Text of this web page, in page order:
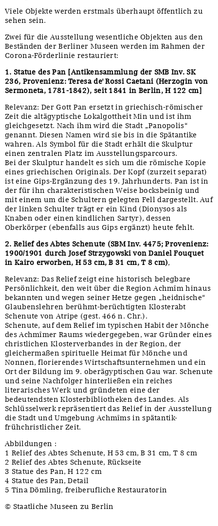
Viele Objekte werden erstmals überhaupt öffentlich zu
sehen sein.
Zwei für die Ausstellung wesentliche Objekten aus den
Beständen der Berliner Museen werden im Rahmen der
Corona-Förderlinie restauriert:
1. Statue des Pan [Antikensammlung der SMB Inv. SK
236, Provenienz: Teresa de' Rossi Caetani (Herzogin von
Sermoneta, 1781-1842), seit 1841 in Berlin, H 122 cm]
Relevanz: Der Gott Pan ersetzt in griechisch-römischer
Zeit die altägyptische Lokalgottheit Min und ist ihm
gleichgesetzt. Nach ihm wird die Stadt „Panopolis“
genannt. Diesen Namen wird sie bis in die Spätantike
wahren. Als Symbol für die Stadt erhält die Skulptur
einen zentralen Platz im Ausstellungsparcours.
Bei der Skulptur handelt es sich um die römische Kopie
eines griechischen Originals. Der Kopf (zurzeit separat)
ist eine Gips-Ergänzung des 19. Jahrhunderts. Pan ist in
der für ihn charakteristischen Weise bocksbeinig und
mit einem um die Schultern gelegten Fell dargestellt. Auf
der linken Schulter trägt er ein Kind (Dionysos als
Knaben oder einen kindlichen Sartyr), dessen
Oberkörper (ebenfalls aus Gips ergänzt) heute fehlt.
2. Relief des Abtes Schenute (SBM Inv. 4475; Provenienz:
1900/1901 durch Josef Strzygowski von Daniel Fouquet
in Kairo erworben, H 53 cm, B 31 cm, T 8 cm),
Relevanz: Das Relief zeigt eine historisch belegbare
Persönlichkeit, den weit über die Region Achmîm hinaus
bekannten und wegen seiner Hetze gegen „heidnische“
Glaubenslehren berühmt-berüchtigten Klosterabt
Schenute von Atripe (gest. 466 n. Chr.).
Schenute, auf dem Relief im typischen Habit der Mönche
des Achmîmer Raums wiedergegeben, war Gründer eines
christlichen Klosterverbandes in der Region, der
gleichermaßen spirituelle Heimat für Mönche und
Nonnen, florierendes Wirtschaftsunternehmen und ein
Ort der Bildung im 9. oberägyptischen Gau war. Schenute
und seine Nachfolger hinterließen ein reiches
literarisches Werk und gründeten eine der
bedeutendsten Klosterbibliotheken des Landes. Als
Schlüsselwerk repräsentiert das Relief in der Ausstellung
die Stadt und Umgebung Achmîms in spätantik-
frühchristlicher Zeit.
Abbildungen :
1 Relief des Abtes Schenute, H 53 cm, B 31 cm, T 8 cm
2 Relief des Abtes Schenute, Rückseite
3 Statue des Pan, H 122 cm
4 Statue des Pan, Detail
5 Tina Dömling, freiberufliche Restauratorin
© Staatliche Museen zu Berlin